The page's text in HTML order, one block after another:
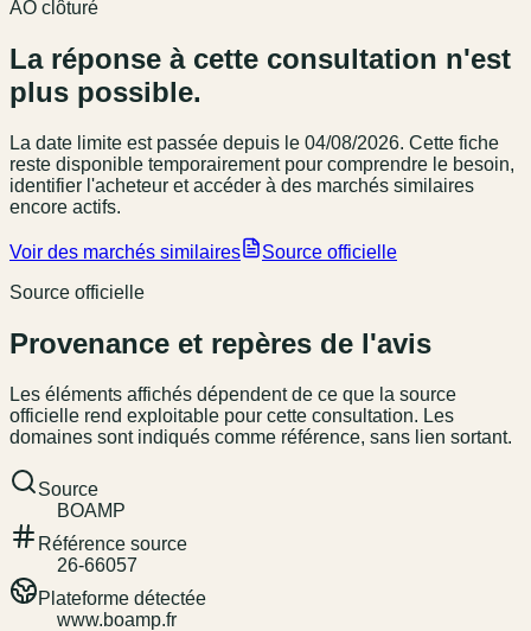
AO clôturé
La réponse à cette consultation n'est
plus possible.
La date limite est passée depuis le 04/08/2026. Cette fiche
reste disponible temporairement pour comprendre le besoin,
identifier l'acheteur et accéder à des marchés similaires
encore actifs.
Voir des marchés similaires
Source officielle
Source officielle
Provenance et repères de l'avis
Les éléments affichés dépendent de ce que la source
officielle rend exploitable pour cette consultation. Les
domaines sont indiqués comme référence, sans lien sortant.
Source
BOAMP
Référence source
26-66057
Plateforme détectée
www.boamp.fr